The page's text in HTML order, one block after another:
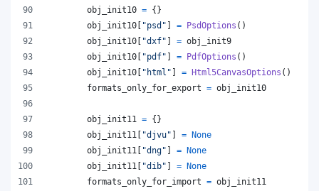
obj_init10 = {}
obj_init10 [ "psd" ] = PsdOptions ()
obj_init10 [ "dxf" ] = obj_init9
obj_init10 [ "pdf" ] = PdfOptions ()
obj_init10 [ "html" ] = Html5CanvasOptions ()
formats_only_for_export = obj_init10
obj_init11 = {}
obj_init11 [ "djvu" ] = None
obj_init11 [ "dng" ] = None
obj_init11 [ "dib" ] = None
formats_only_for_import = obj_init11